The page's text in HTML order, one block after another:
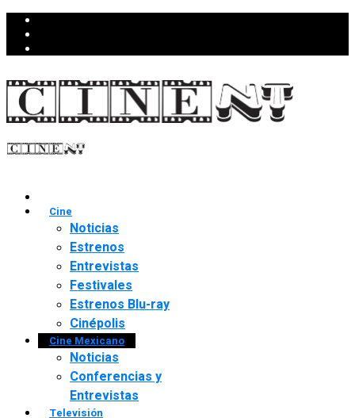
Cine
Noticias
Estrenos
Entrevistas
Festivales
Estrenos Blu-ray
Cinépolis
Cine Mexicano
Noticias
Conferencias y
Entrevistas
Televisión